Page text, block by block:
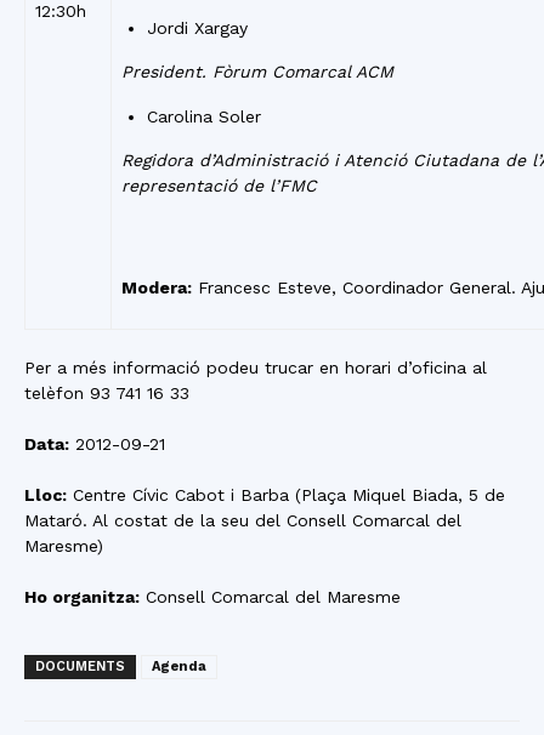
12:30h
Jordi Xargay
President. Fòrum Comarcal ACM
Carolina Soler
Regidora d’Administració i Atenció Ciutadana de
representació de l’FMC
Modera: Francesc Esteve, Coordinador General.
Per a més informació podeu trucar en horari d’oficina al
telèfon 93 741 16 33
Data: 2012-09-21
Lloc: Centre Cívic Cabot i Barba (Plaça Miquel Biada, 5 de
Mataró. Al costat de la seu del Consell Comarcal del
Maresme)
Ho organitza: Consell Comarcal del Maresme
DOCUMENTS Agenda